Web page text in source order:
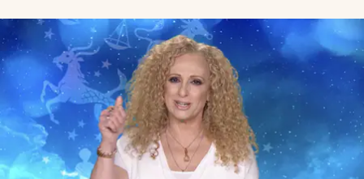
abre en nueva pestaña
México